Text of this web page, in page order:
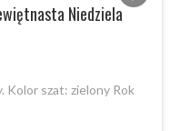
Niedziela
Kolor szat: zielony Rok